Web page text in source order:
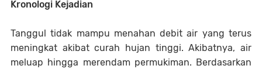
Kronologi Kejadian
Tanggul tidak mampu menahan debit air yang terus
meningkat akibat curah hujan tinggi. Akibatnya, air
meluap hingga merendam permukiman. Berdasarkan